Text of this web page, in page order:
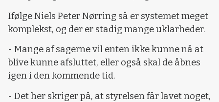
Ifølge Niels Peter Nørring så er systemet meget
komplekst, og der er stadig mange uklarheder.
- Mange af sagerne vil enten ikke kunne nå at
blive kunne afsluttet, eller også skal de åbnes
igen i den kommende tid.
- Det her skriger på, at styrelsen får lavet noget,